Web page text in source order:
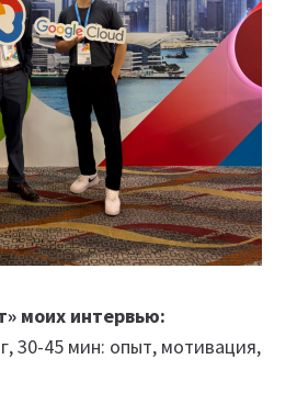
моих интервью:
30-45 мин: опыт, мотивация,